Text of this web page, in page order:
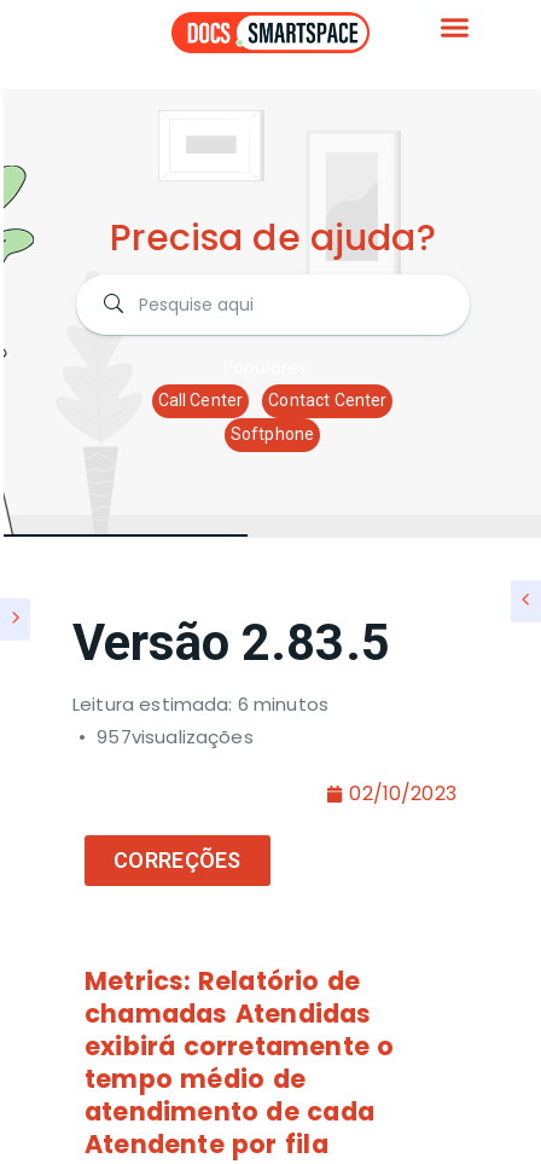
Precisa de ajuda?
Call Center
Contact Center
Softphone
Versão 2.83.5
Leitura estimada: 6 minutos
957visualizações
02/10/2023
CORREÇÕES
Metrics: Relatório de
chamadas Atendidas
exibirá corretamente o
tempo médio de
atendimento de cada
Atendente por fila